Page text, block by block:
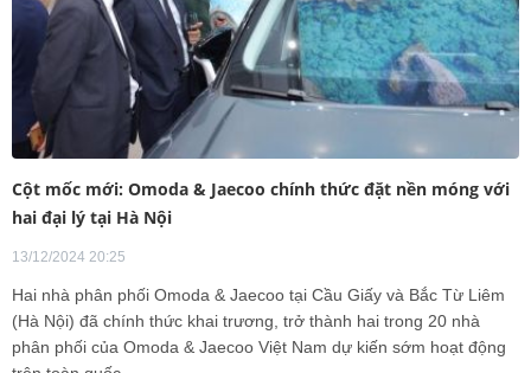
Cột mốc mới: Omoda & Jaecoo chính thức đặt nền móng với
hai đại lý tại Hà Nội
13/12/2024 20:25
Hai nhà phân phối Omoda & Jaecoo tại Cầu Giấy và Bắc Từ Liêm
(Hà Nội) đã chính thức khai trương, trở thành hai trong 20 nhà
phân phối của Omoda & Jaecoo Việt Nam dự kiến sớm hoạt động